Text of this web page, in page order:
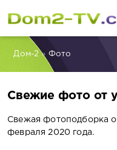
Дом-2» Фото
Свежие фото от
Свежая фотоподборка
февраля 2020 года.